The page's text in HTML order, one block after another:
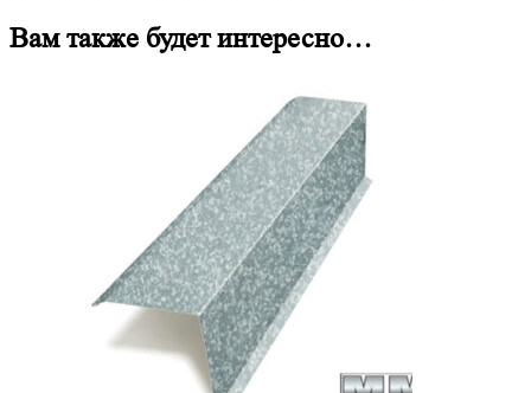
Вам также будет интересно…